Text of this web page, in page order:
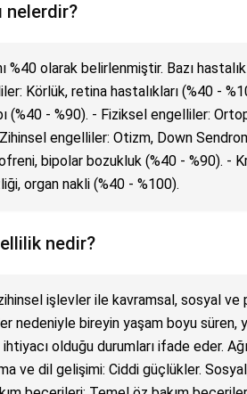
nelerdir?
%40 olarak belirlenmiştir. Bazı
Körlük, retina hastalıkları (%40 -
(%40 - %90). - Fiziksel engelliler:
engelliler: Otizm, Down
bipolar bozukluk (%40 - %90). -
organ nakli (%40 - %100).
nedir?
işlevler ile kavramsal, sosyal ve
nedeniyle bireyin yaşam boyu süren,
olduğu durumları ifade eder.
ve dil gelişimi: Ciddi güçlükler.